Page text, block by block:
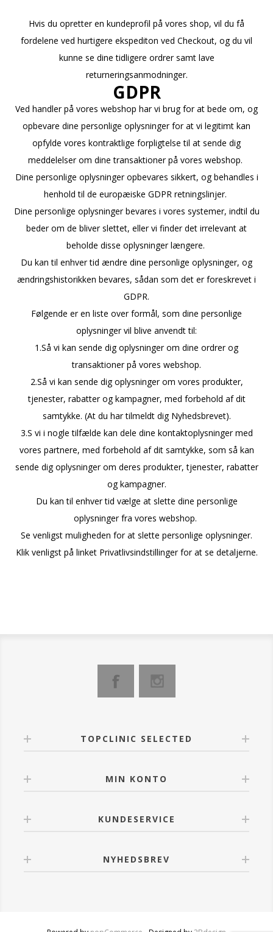
Hvis du opretter en kundeprofil på vores shop, vil du få
fordelene ved hurtigere ekspediton ved Checkout, og du vil
kunne se dine tidligere ordrer samt lave
returneringsanmodninger.
GDPR
Ved handler på vores webshop har vi brug for at bede om, og
opbevare dine personlige oplysninger for at vi legitimt kan
opfylde vores kontraktlige forpligtelse til at sende dig
meddelelser om dine transaktioner på vores webshop.
Dine personlige oplysninger opbevares sikkert, og behandles i
henhold til de europæiske GDPR retningslinjer.
Dine personlige oplysninger bevares i vores systemer, indtil du
beder om de bliver slettet, eller vi finder det irrelevant at
beholde disse oplysninger længere.
Du kan til enhver tid ændre dine personlige oplysninger, og
ændringshistorikken bevares, sådan som det er foreskrevet i
GDPR.
Følgende er en liste over formål, som dine personlige
oplysninger vil blive anvendt til:
1.Så vi kan sende dig oplysninger om dine ordrer og
transaktioner på vores webshop.
2.Så vi kan sende dig oplysninger om vores produkter,
tjenester, rabatter og kampagner, med forbehold af dit
samtykke. (At du har tilmeldt dig Nyhedsbrevet).
3.S vi i nogle tilfælde kan dele dine kontaktoplysninger med
vores partnere, med forbehold af dit samtykke, som så kan
sende dig oplysninger om deres produkter, tjenester, rabatter
og kampagner.
Du kan til enhver tid vælge at slette dine personlige
oplysninger fra vores webshop.
Se venligst muligheden for at slette personlige oplysninger.
Klik venligst på linket Privatlivsindstillinger for at se detaljerne.
TOPCLINIC SELECTED
MIN KONTO
KUNDESERVICE
NYHEDSBREV